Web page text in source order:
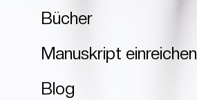
Bücher
Manuskript einreichen
Blog